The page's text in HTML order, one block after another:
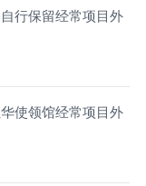
行保留经常项目外
使领馆经常项目外